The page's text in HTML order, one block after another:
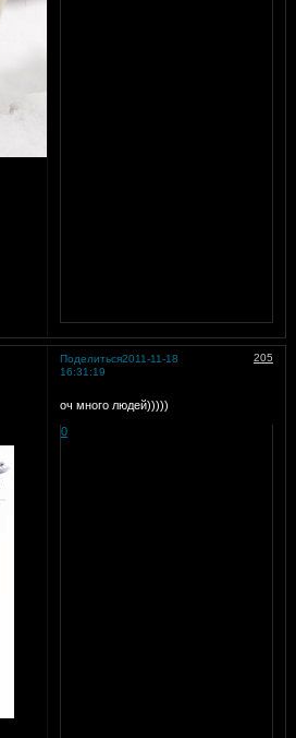
Поделиться 205
2011-11-18
16:31:19
оч много людей)))))
0